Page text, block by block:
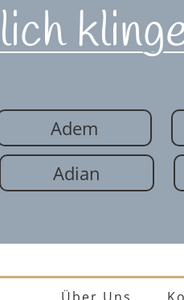
Adem
Adian